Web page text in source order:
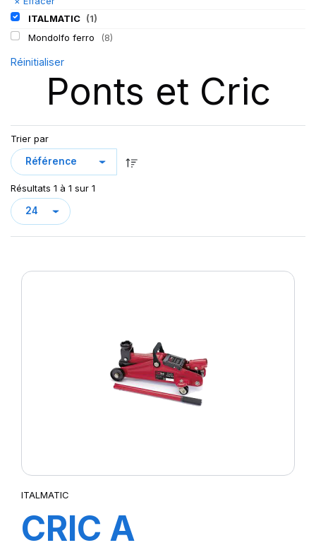
ITALMATIC (1)
Mondolfo ferro
(8)
Réinitialiser
Ponts et Cric
Trier par
Résultats 1 à 1 sur 1
ITALMATIC
CRIC A